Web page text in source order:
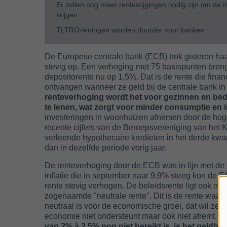
Er zullen nog meer rentestijgingen nodig zijn om de
krijgen
TLTRO-leningen worden duurder voor banken
De Europese centrale bank (ECB) trok gisteren
stevig op. Een verhoging met 75 basispunten
depositorente nu op 1,5%. Dat is de rente die
ontvangen wanneer ze geld bij de centrale bank
renteverhoging wordt het voor gezinnen en
te lenen, wat zorgt voor minder consumptie en
investeringen in woonhuizen afnemen door de
recente cijfers van de Beroepsvereniging van het
verleende hypothecaire kredieten in het derde
dan in dezelfde periode vorig jaar.
De renteverhoging door de ECB was in lijn met
inflatie die in september naar 9,9% steeg kon de
rente stevig verhogen. De beleidsrente ligt ook
zogenaamde "neutrale rente". Dit is de rente
neutraal is voor de economische groei, dat wil
economie niet ondersteunt maar ook niet afremt.